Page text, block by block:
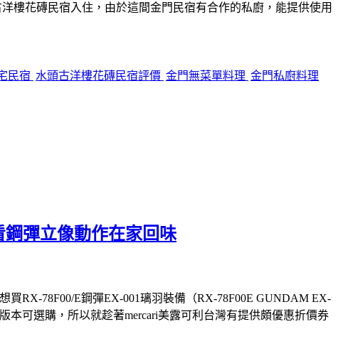
樓花磚民宿入住，由於這間金門民宿有合作的私廚，能提供使用
民宿 水頭古洋樓花磚民宿評價 金門無菜單料理 金門私廚料理
鋼彈立像動作在家回味
RX-78F00/E鋼彈EX-001璃羽裝備（RX-78F00E GUNDAM EX-
本可選購，所以就趁著mercari美露可利台灣有提供頗優惠折價券